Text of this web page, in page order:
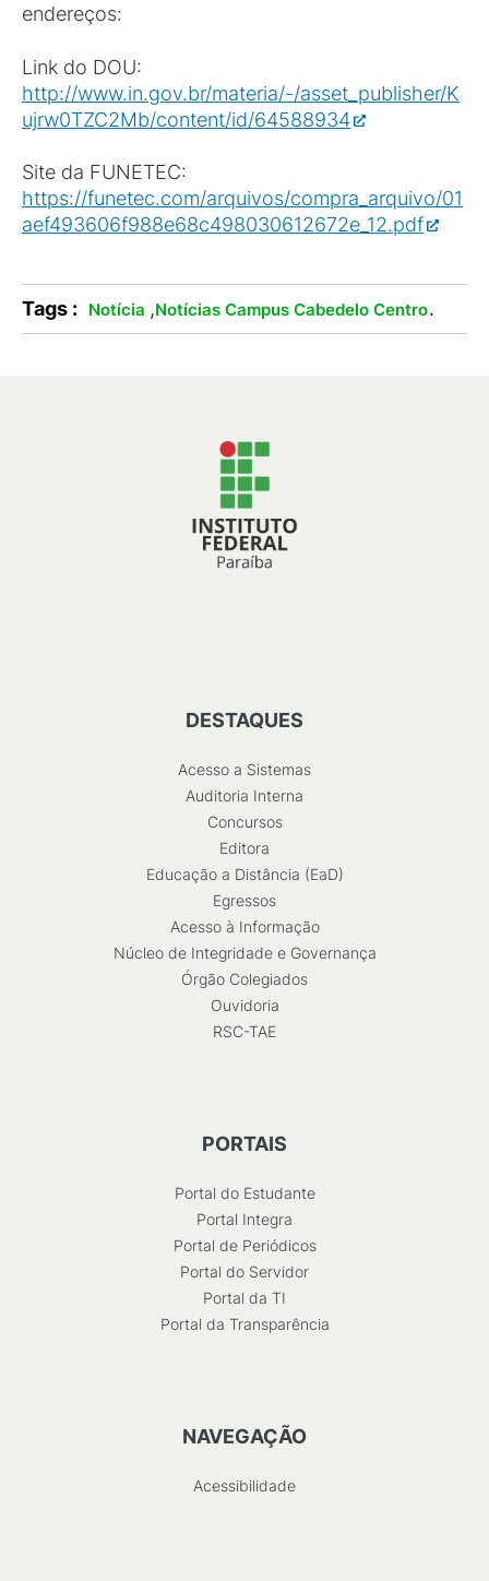
endereços:
Link do DOU:
http://www.in.gov.br/materia/-/asset_publisher/K
ujrw0TZC2Mb/content/id/64588934
Site da FUNETEC:
https://funetec.com/arquivos/compra_arquivo/01
aef493606f988e68c498030612672e_12.pdf
Tags : Notícia ,Notícias Campus Cabedelo Centro.
DESTAQUES
Acesso a Sistemas
Auditoria Interna
Concursos
Editora
Educação a Distância (EaD)
Egressos
Acesso à Informação
Núcleo de Integridade e Governança
Órgão Colegiados
Ouvidoria
RSC-TAE
PORTAIS
Portal do Estudante
Portal Integra
Portal de Periódicos
Portal do Servidor
Portal da TI
Portal da Transparência
NAVEGAÇÃO
Acessibilidade